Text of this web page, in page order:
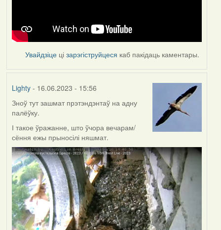
Увайдзіце цізарэгіструйцеся каб пакідаць каментары.
Lighty- 16.06.2023 - 15:56
Зноў тут зашмат прэтэндэнтаў на адну
палёўку.
І такое ўражанне, што ўчора вечарам/
сёння ежы прыносілі няшмат.